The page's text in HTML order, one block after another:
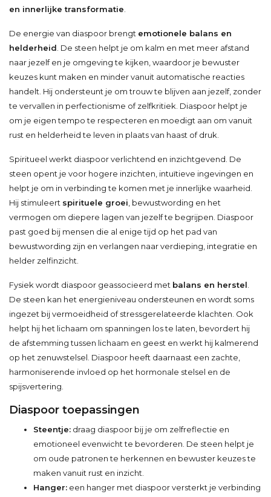
en innerlijke transformatie
De energie van diaspoor brengt emotionele balans en
helderheid . De steen helpt je om kalm en met meer afstand
naar jezelf en je omgeving te kijken, waardoor je bewuster
keuzes kunt maken en minder vanuit automatische reacties
handelt. Hij ondersteunt je om trouw te blijven aan jezelf, zonder
te vervallen in perfectionisme of zelfkritiek. Diaspoor helpt je
om je eigen tempo te respecteren en moedigt aan om vanuit
rust en helderheid te leven in plaats van haast of druk.
Spiritueel werkt diaspoor verlichtend en inzichtgevend. De
steen opent je voor hogere inzichten, intuïtieve ingevingen en
helpt je om in verbinding te komen met je innerlijke waarheid.
Hij stimuleert spirituele groei , bewustwording en het
vermogen om diepere lagen van jezelf te begrijpen. Diaspoor
past goed bij mensen die al enige tijd op het pad van
bewustwording zijn en verlangen naar verdieping, integratie en
helder zelfinzicht.
Fysiek wordt diaspoor geassocieerd met balans en herstel
De steen kan het energieniveau ondersteunen en wordt soms
ingezet bij vermoeidheid of stressgerelateerde klachten. Ook
helpt hij het lichaam om spanningen los te laten, bevordert hij
de afstemming tussen lichaam en geest en werkt hij kalmerend
op het zenuwstelsel. Diaspoor heeft daarnaast een zachte,
harmoniserende invloed op het hormonale stelsel en de
spijsvertering.
Diaspoor toepassingen
Steentje: draag diaspoor bij je om zelfreflectie en
emotioneel evenwicht te bevorderen. De steen helpt je
om oude patronen te herkennen en bewuster keuzes te
maken vanuit rust en inzicht.
Hanger: een hanger met diaspoor versterkt je verbinding